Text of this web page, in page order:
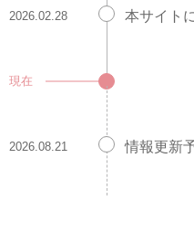
2026.02.28 本サイト
現在
2026.08.21 情報更新